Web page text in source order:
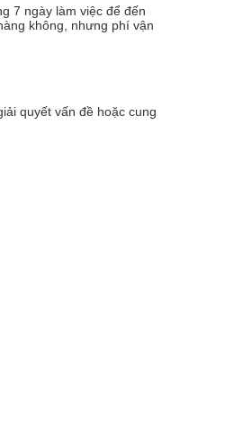
7 ngày làm việc để đến
không, nhưng phí vận
quyết vấn đề hoặc cung